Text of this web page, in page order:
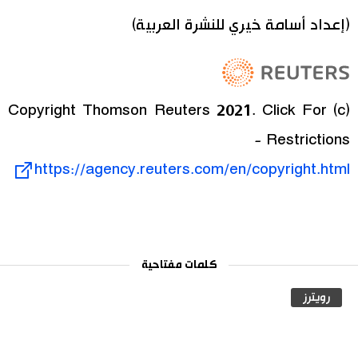
طوكيو
إعلان
(إعداد أسامة خيري للنشرة العربية)
(c) Copyright Thomson Reuters 2021. Click For
Restrictions -
https://agency.reuters.com/en/copyright.html
كلمات مفتاحية
رويترز